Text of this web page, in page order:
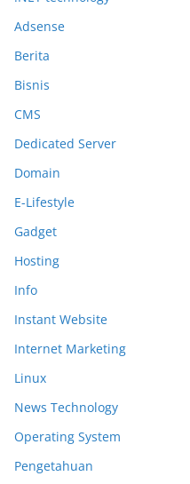
Adsense
Berita
Bisnis
CMS
Dedicated Server
Domain
E-Lifestyle
Gadget
Hosting
Info
Instant Website
Internet Marketing
Linux
News Technology
Operating System
Pengetahuan